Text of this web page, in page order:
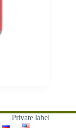
Private label